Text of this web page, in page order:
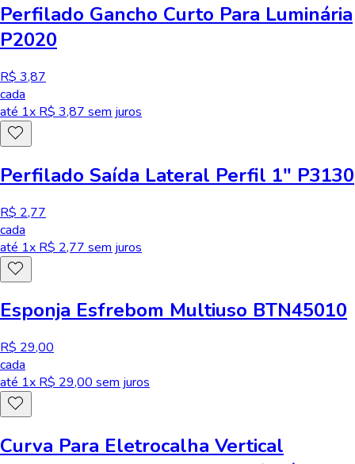
Perfilado Gancho Curto Para Luminária
P2020
R$ 3,87
cada
até 1x R$ 3,87 sem juros
Perfilado Saída Lateral Perfil 1" P3130
R$ 2,77
cada
até 1x R$ 2,77 sem juros
Esponja Esfrebom Multiuso BTN45010
R$ 29,00
cada
até 1x R$ 29,00 sem juros
Curva Para Eletrocalha Vertical